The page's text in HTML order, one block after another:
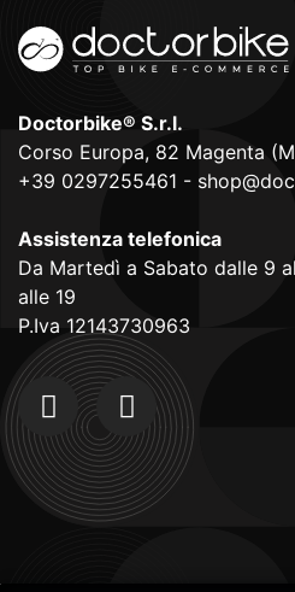
Doctorbike® S.r.l.
Corso Europa, 82 Magenta
+39 0297255461 -
Assistenza telefonica
Da Martedì a Sabato dalle 9
alle 19
P.Iva 12143730963